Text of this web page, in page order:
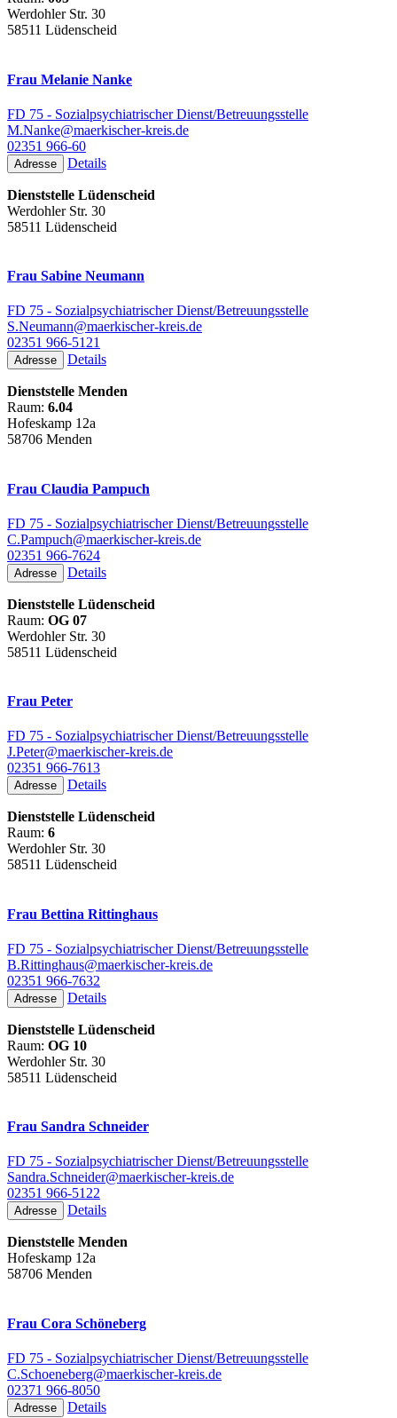
Werdohler Str. 30
58511 Lüdenscheid
Frau Melanie Nanke
FD 75 - Sozialpsychiatrischer Dienst/Betreuungsstelle
M.Nanke@maerkischer-kreis.de
02351 966-60
Adresse Details
Dienststelle Lüdenscheid
Werdohler Str. 30
58511 Lüdenscheid
Frau Sabine Neumann
FD 75 - Sozialpsychiatrischer Dienst/Betreuungsstelle
S.Neumann@maerkischer-kreis.de
02351 966-5121
Adresse Details
Dienststelle Menden
Raum: 6.04
Hofeskamp 12a
58706 Menden
Frau Claudia Pampuch
FD 75 - Sozialpsychiatrischer Dienst/Betreuungsstelle
C.Pampuch@maerkischer-kreis.de
02351 966-7624
Adresse Details
Dienststelle Lüdenscheid
Raum: OG 07
Werdohler Str. 30
58511 Lüdenscheid
Frau Peter
FD 75 - Sozialpsychiatrischer Dienst/Betreuungsstelle
J.Peter@maerkischer-kreis.de
02351 966-7613
Adresse Details
Dienststelle Lüdenscheid
Raum: 6
Werdohler Str. 30
58511 Lüdenscheid
Frau Bettina Rittinghaus
FD 75 - Sozialpsychiatrischer Dienst/Betreuungsstelle
B.Rittinghaus@maerkischer-kreis.de
02351 966-7632
Adresse Details
Dienststelle Lüdenscheid
Raum: OG 10
Werdohler Str. 30
58511 Lüdenscheid
Frau Sandra Schneider
FD 75 - Sozialpsychiatrischer Dienst/Betreuungsstelle
Sandra.Schneider@maerkischer-kreis.de
02351 966-5122
Adresse Details
Dienststelle Menden
Hofeskamp 12a
58706 Menden
Frau Cora Schöneberg
FD 75 - Sozialpsychiatrischer Dienst/Betreuungsstelle
C.Schoeneberg@maerkischer-kreis.de
02371 966-8050
Adresse Details